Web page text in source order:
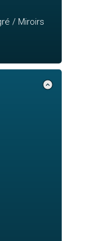
/ Miroirs